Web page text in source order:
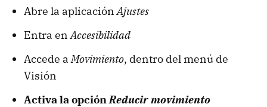
Abre la aplicaciónAjustes
Entra enAccesibilidad
Accede aMovimiento, dentro del menú de
Visión
Activa la opciónReducir movimiento